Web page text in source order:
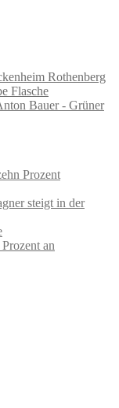
Rothenberg
Flasche
Bauer - Grüner
Prozent
steigt in der
an